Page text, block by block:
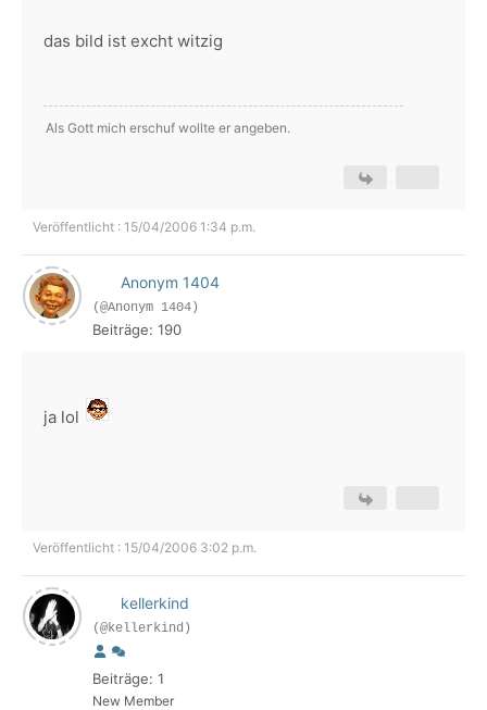
das bild ist excht witzig
Als Gott mich erschuf wollte er angeben.
Veröffentlicht : 15/04/2006 1:34 p.m.
Anonym 1404
(@Anonym 1404)
Beiträge: 190
ja lol
Veröffentlicht : 15/04/2006 3:02 p.m.
kellerkind
(@kellerkind)
Beiträge: 1
New Member